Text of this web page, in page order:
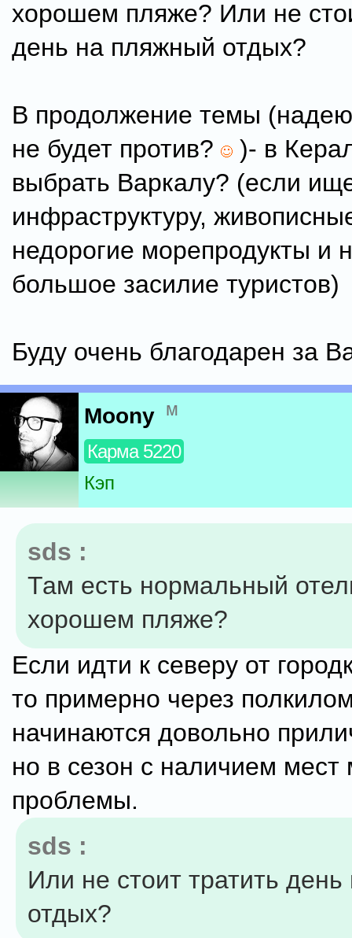
хорошем пляже? Или не
день на пляжный отдых?
В продолжение темы
не будет против?
)- в
выбрать Варкалу? (если
инфраструктуру,
недорогие морепродукты и
большое засилие туристов)
Буду очень благодарен за
Moony м
Карма 5220
Кэп
sds :
Там есть нормальный
хорошем пляже?
Если идти к северу от
то примерно через
начинаются довольно
но в сезон с наличием мест
проблемы.
sds :
Или не стоит тратить
отдых?